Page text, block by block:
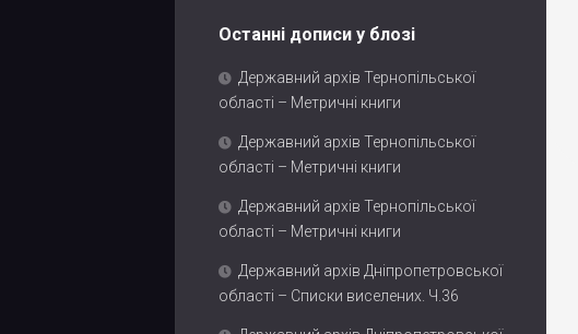
Останні дописи у блозі
Державний архів Тернопільської
області – Метричні книги
Державний архів Тернопільської
області – Метричні книги
Державний архів Тернопільської
області – Метричні книги
Державний архів Дніпропетровської
області – Списки виселених. Ч.36